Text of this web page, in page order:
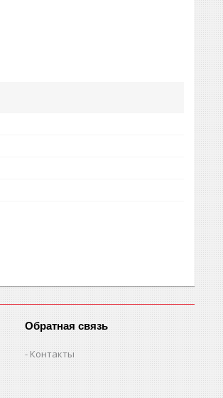
Обратная связь
Контакты